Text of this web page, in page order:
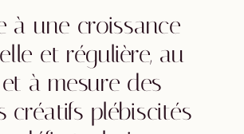
à une croissance
et régulière, au
à mesure des
créatifs plébiscités